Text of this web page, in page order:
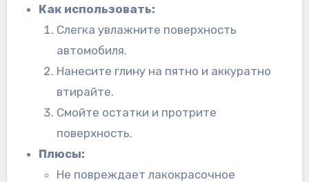
Как использовать:
Слегка увлажните поверхность
автомобиля.
Нанесите глину на пятно и аккуратно
втирайте.
Смойте остатки и протрите
поверхность.
Плюсы:
Не повреждает лакокрасочное